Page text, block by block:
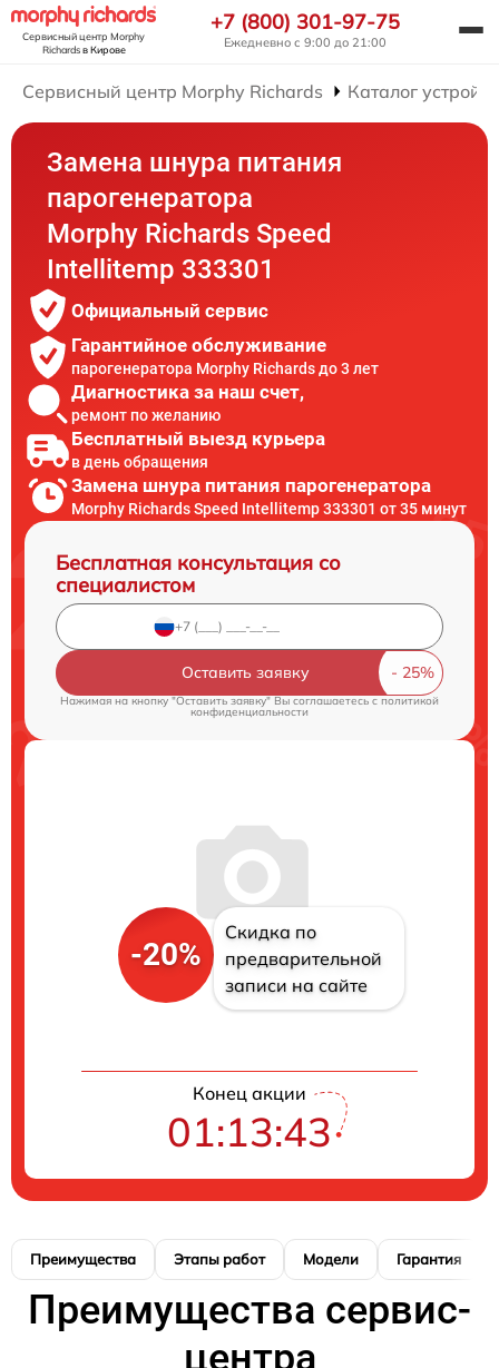
Сервисный центр Morphy
Richardsв Кирове
+7 (800) 301-97-75
Ежедневно с 9:00 до 21:00
Сервисный центр Morphy Richards Каталог
Замена шнура питания
парогенератора
Morphy Richards Speed
Intellitemp 333301
Официальный сервис
Гарантийное обслуживание
парогенератора Morphy Richards до 3 лет
Диагностика за наш счет,
ремонт по желанию
Бесплатный выезд курьера
в день обращения
Замена шнура питания парогенератора
Morphy Richards Speed Intellitemp 333301 от 35 минут
Бесплатная консультация со
специалистом
Оставить заявку
Нажимая на кнопку "Оставить заявку" Вы соглашаетесь cполитикой
конфиденциальности
-20%
Скидка по
предварительной
записи на сайте
Конец акции
01:13:42
Преимущества Этапы работ Модели Гарантия
Преимущества сервис-
центра